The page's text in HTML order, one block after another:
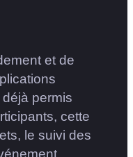
et de
permis
cette
le suivi des